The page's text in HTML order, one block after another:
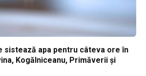
sistează apa pentru câteva ore în
Kogălniceanu, Primăverii și